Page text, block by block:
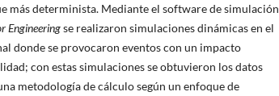
más determinista. Mediante el software de simulación
Engineeringse realizaron simulaciones dinámicas en el
donde se provocaron eventos con un impacto
con estas simulaciones se obtuvieron los datos
metodología de cálculo según un enfoque de